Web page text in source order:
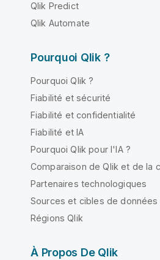
Qlik Predict
Qlik Automate
Pourquoi Qlik ?
Pourquoi Qlik ?
Fiabilité et sécurité
Fiabilité et confidentialité
Fiabilité et IA
Pourquoi Qlik pour l'IA ?
Comparaison de Qlik et de la
Partenaires technologiques
Sources et cibles de données
Régions Qlik
À Propos De Qlik